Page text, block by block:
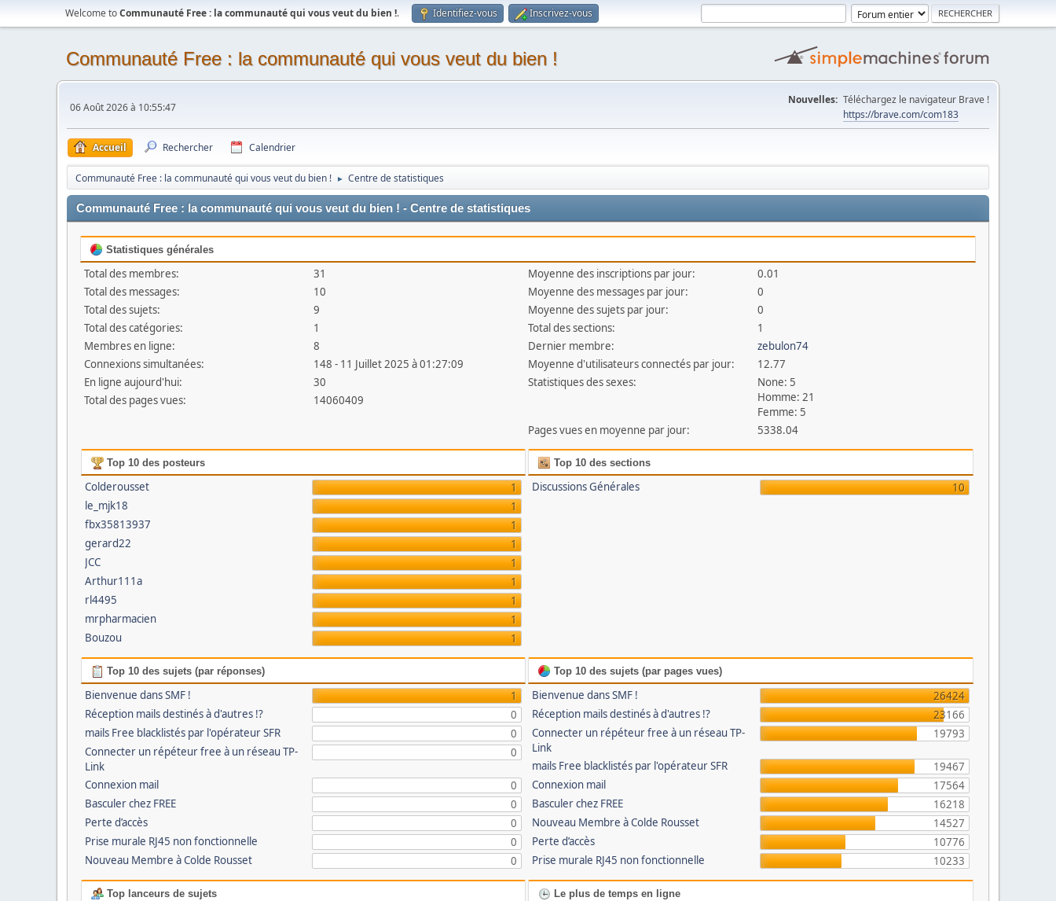
Welcome toCommunauté Free : la communauté qui vous veut du bien !. Identifiez-vous Inscrivez-vous
Communauté Free : la communauté qui vous veut du bien !
06 Août 2026 à 10:55:47
Nouvelles: Téléchargez le navigateur Brave !
https://brave.com/com183
Accueil Rechercher Calendrier
Communauté Free : la communauté qui vous veut du bien ! ► Centre de statistiques
Communauté Free : la communauté qui vous veut du bien ! - Centre de statistiques
Statistiques générales
Total des membres:
31
Total des messages:
10
Total des sujets:
9
Total des catégories:
1
Membres en ligne:
8
Connexions simultanées:
148 - 11 Juillet 2025 à 01:27:09
En ligne aujourd'hui:
30
Total des pages vues:
14060409
Moyenne des inscriptions par jour:
0.01
Moyenne des messages par jour:
0
Moyenne des sujets par jour:
0
Total des sections:
1
Dernier membre:
zebulon74
Moyenne d'utilisateurs connectés par jour:
12.77
Statistiques des sexes:
None: 5
Homme: 21
Femme: 5
Pages vues en moyenne par jour:
5338.04
Top 10 des posteurs
Colderousset
1
le_mjk18
1
fbx35813937
1
gerard22
1
JCC
1
Arthur111a
1
rl4495
1
mrpharmacien
1
Bouzou
1
Top 10 des sections
Discussions Générales 10
Top 10 des sujets (par réponses)
Bienvenue dans SMF !
1
Réception mails destinés à d'autres !?
0
mails Free blacklistés par l'opérateur SFR
0
Connecter un répéteur free à un réseau TP-
Link
0
Connexion mail
0
Basculer chez FREE
0
Perte d’accès
0
Prise murale RJ45 non fonctionnelle
0
Nouveau Membre à Colde Rousset
0
Top 10 des sujets (par pages vues)
Bienvenue dans SMF !
26424
Réception mails destinés à d'autres !?
23166
Connecter un répéteur free à un réseau TP-
Link
19793
mails Free blacklistés par l'opérateur SFR
19467
Connexion mail
17564
Basculer chez FREE
16218
Nouveau Membre à Colde Rousset
14527
Perte d’accès
10776
Prise murale RJ45 non fonctionnelle
10233
Top lanceurs de sujets Le plus de temps en ligne